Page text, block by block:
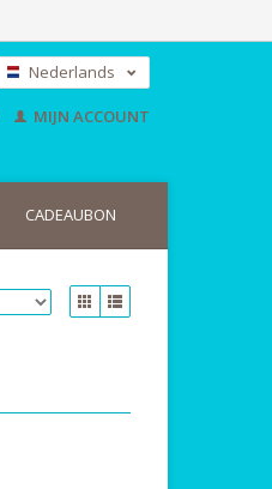
Nederlands
English
MIJN ACCOUNT
CADEAUBON